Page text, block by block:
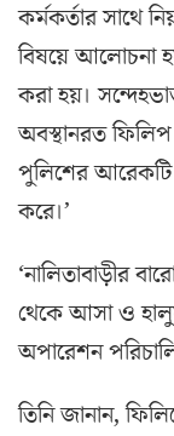
কর্মকর্তার সাথে
বিষয়ে আলোচনা
করা হয়।
অবস্থানরত
পুলিশের আরেকটি
করে।’
‘নালিতাবাড়ীর
থেকে আসা ও
অপারেশন
তিনি জানান,